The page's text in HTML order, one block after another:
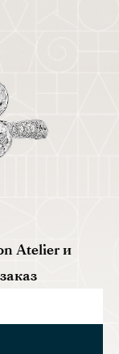
Atelier и